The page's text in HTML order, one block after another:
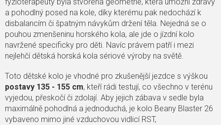
a pohodlný posed na kole, díky kterému pak nedochází k
disbalancím či špatným návykům držení těla. Nejedná se o
pouhou zmenšeninu horského kola, ale jde o jízdní kolo
navržené specificky pro děti. Navíc právem patří i mezi
nejlehčí dětská horská kola sériové výroby na světě.
Toto dětské kolo je vhodné pro zkušenější jezdce s výškou
postavy 135 - 155 cm, kteří rádi testují, co všechno v terénu
vyjedou, přeskočí či zdolají. Aby jejich zábava v sedle byla
maximálně pohodlná a jednoduchá, je kolo Beany Blaster 26
vybaveno mimo jiné vzduchovou vidlicí RST,